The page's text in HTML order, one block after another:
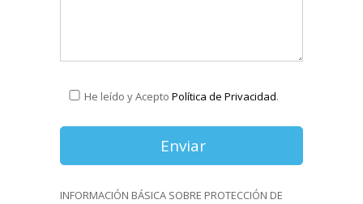
He leído y Acepto Política de Privacidad.
INFORMACIÓN BÁSICA SOBRE PROTECCIÓN DE